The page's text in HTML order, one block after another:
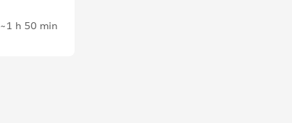
~1 h 50 min